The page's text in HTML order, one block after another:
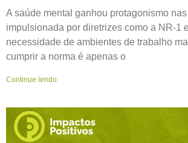
A saúde mental ganhou protagonismo
impulsionada por diretrizes como a NR-1
necessidade de ambientes de trabalho
cumprir a norma é apenas o
Continue lendo